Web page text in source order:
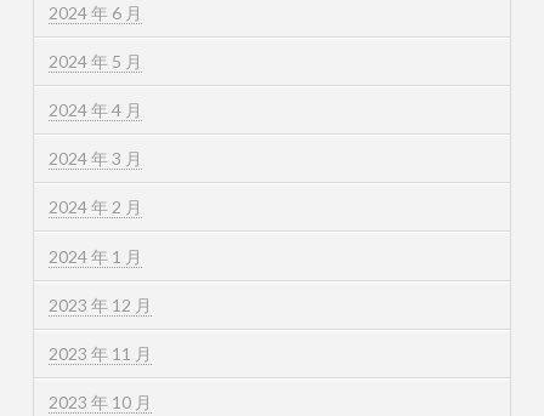
2024 年 6 月
2024 年 5 月
2024 年 4 月
2024 年 3 月
2024 年 2 月
2024 年 1 月
2023 年 12 月
2023 年 11 月
2023 年 10 月